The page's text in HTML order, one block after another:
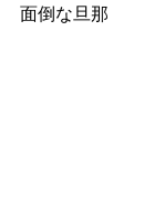
面倒な旦那